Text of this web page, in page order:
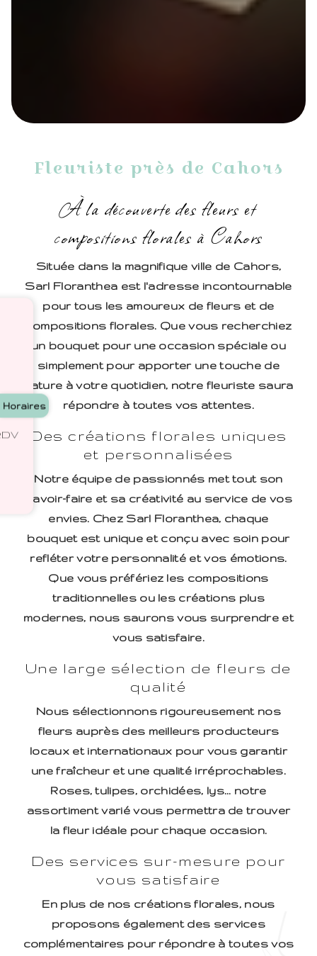
Fleuriste près de Cahors
À la découverte des fleurs et
compositions florales à Cahors
Située dans la magnifique ville de Cahors,
Sarl Floranthea est l'adresse incontournable
pour tous les amoureux de fleurs et de
compositions florales. Que vous recherchiez
un bouquet pour une occasion spéciale ou
simplement pour apporter une touche de
nature à votre quotidien, notre fleuriste saura
répondre à toutes vos attentes.
Des créations florales uniques
et personnalisées
Notre équipe de passionnés met tout son
savoir-faire et sa créativité au service de vos
envies. Chez Sarl Floranthea, chaque
bouquet est unique et conçu avec soin pour
refléter votre personnalité et vos émotions.
Que vous préfériez les compositions
traditionnelles ou les créations plus
modernes, nous saurons vous surprendre et
vous satisfaire.
Une large sélection de fleurs de
qualité
Nous sélectionnons rigoureusement nos
fleurs auprès des meilleurs producteurs
locaux et internationaux pour vous garantir
une fraîcheur et une qualité irréprochables.
Roses, tulipes, orchidées, lys... notre
assortiment varié vous permettra de trouver
la fleur idéale pour chaque occasion.
Des services sur-mesure pour
vous satisfaire
En plus de nos créations florales, nous
proposons également des services
complémentaires pour répondre à toutes vos
Horaires